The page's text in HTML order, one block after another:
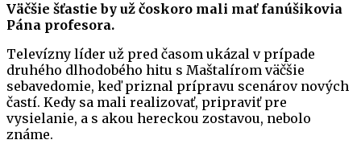
Väčšie šťastie by už čoskoro mali mať fanúšikovia
Pána profesora.
Televízny líder už pred časom ukázal v prípade
druhého dlhodobého hitu s Maštalírom väčšie
sebavedomie, keď priznal prípravu scenárov nových
častí. Kedy sa mali realizovať, pripraviť pre
vysielanie, a s akou hereckou zostavou, nebolo
známe.